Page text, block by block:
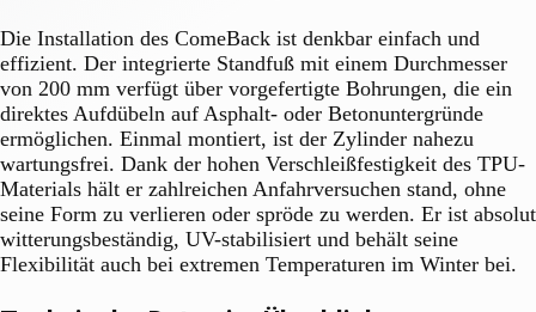
Die Installation des ComeBack ist denkbar einfach und
effizient. Der integrierte Standfuß mit einem Durchmesser
von 200 mm verfügt über vorgefertigte Bohrungen, die ein
direktes Aufdübeln auf Asphalt- oder Betonuntergründe
ermöglichen. Einmal montiert, ist der Zylinder nahezu
wartungsfrei. Dank der hohen Verschleißfestigkeit des TPU-
Materials hält er zahlreichen Anfahrversuchen stand, ohne
seine Form zu verlieren oder spröde zu werden. Er ist absolut
witterungsbeständig, UV-stabilisiert und behält seine
Flexibilität auch bei extremen Temperaturen im Winter bei.